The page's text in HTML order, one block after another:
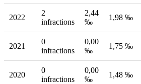
2022
2
infractions
2,44
‰
1,98 ‰
2021
0
infractions
0,00
‰
1,75 ‰
2020
0
infractions
0,00
‰
1,48 ‰